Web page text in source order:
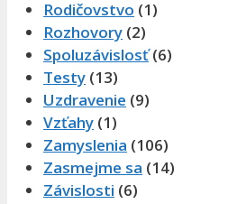
Rodičovstvo (1)
Rozhovory (2)
Spoluzávislosť(6)
Testy (13)
Uzdravenie (9)
Vzťahy (1)
Zamyslenia (106)
Zasmejme sa (14)
Závislosti (6)